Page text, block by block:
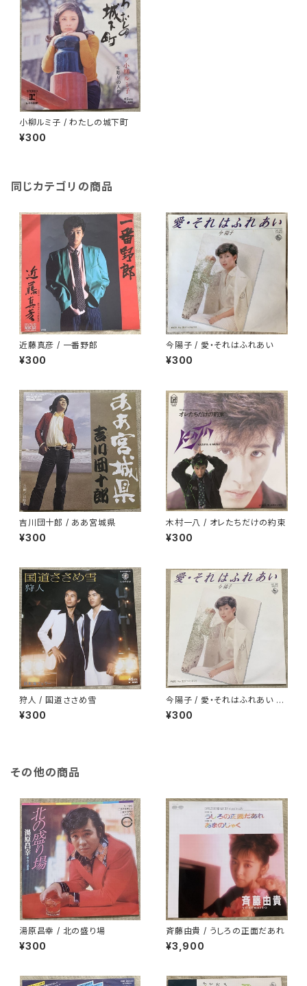
小柳ルミ子 / わたしの城下町
¥300
同じカテゴリの商品
近藤真彦 / 一番野郎
¥300
今陽子 / 愛・それはふれあい
¥300
吉川団十郎 / ああ宮城県
¥300
木村一八 / オレたちだけの約束
¥300
狩人 / 国道ささめ雪
¥300
今陽子 / 愛・それはふれあい 白
ラベル
¥300
その他の商品
湯原昌幸 / 北の盛り場
¥300
斉藤由貴 / うしろの正面だあれ
¥3,900